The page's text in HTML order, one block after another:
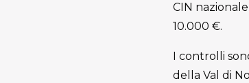
CIN
10.000 €.
I controlli
della Val di